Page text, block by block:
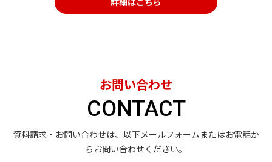
お問い合わせ
CONTACT
資料請求・お問い合わせは、以下メールフォームまたはお電話か
らお問い合わせください。